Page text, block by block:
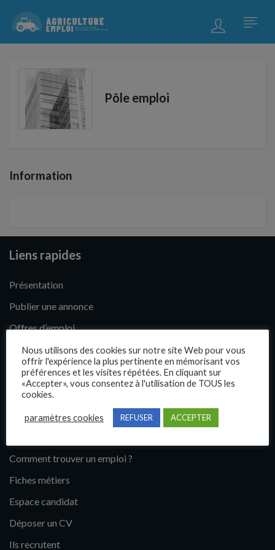
Pôle emploi
Information
Liens rapides
Présentation
Publier une annonce
Offres d’emploi
Questions fréquentes
Blog
Contact
Comment trouver un emploi ?
Fiches métiers
Espace candidat
Déposer un CV
Ils recrutent
Nous utilisons des cookies sur notre site Web pour vous
offrir l'expérience la plus pertinente en mémorisant vos
préférences et les visites répétées. En cliquant sur
«Accepter», vous consentez à l'utilisation de TOUS les
cookies.
paramètres cookies REFUSER ACCEPTER